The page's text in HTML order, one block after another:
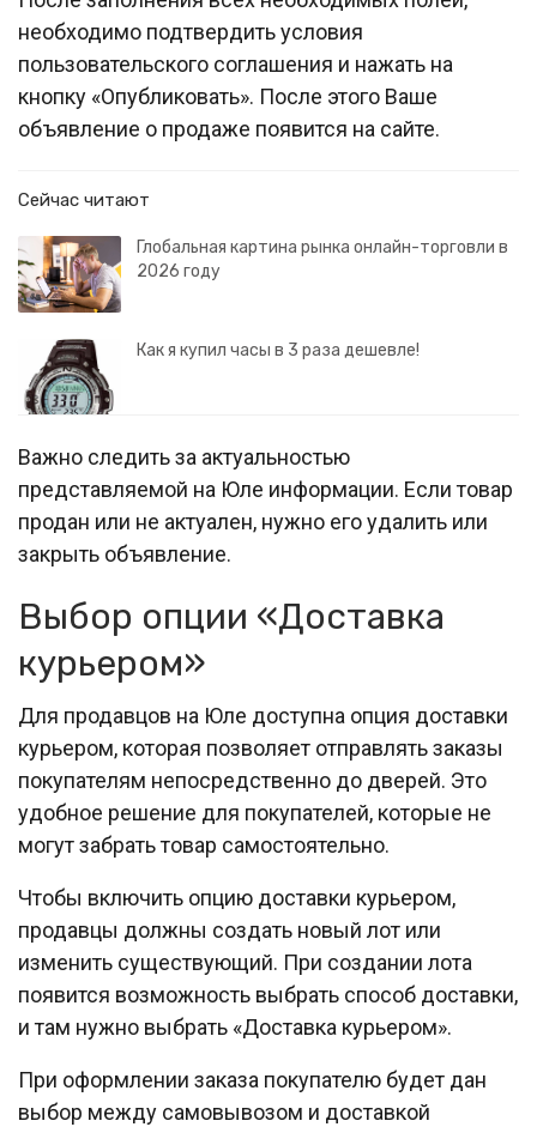
необходимо подтвердить условия
пользовательского соглашения и нажать на
кнопку «Опубликовать». После этого Ваше
объявление о продаже появится на сайте.
Сейчас читают
Глобальная картина рынка онлайн-торговли в
2026 году
Как я купил часы в 3 раза дешевле!
Важно следить за актуальностью
представляемой на Юле информации. Если товар
продан или не актуален, нужно его удалить или
закрыть объявление.
Выбор опции «Доставка
курьером»
Для продавцов на Юле доступна опция доставки
курьером, которая позволяет отправлять заказы
покупателям непосредственно до дверей. Это
удобное решение для покупателей, которые не
могут забрать товар самостоятельно.
Чтобы включить опцию доставки курьером,
продавцы должны создать новый лот или
изменить существующий. При создании лота
появится возможность выбрать способ доставки,
и там нужно выбрать «Доставка курьером».
При оформлении заказа покупателю будет дан
выбор между самовывозом и доставкой